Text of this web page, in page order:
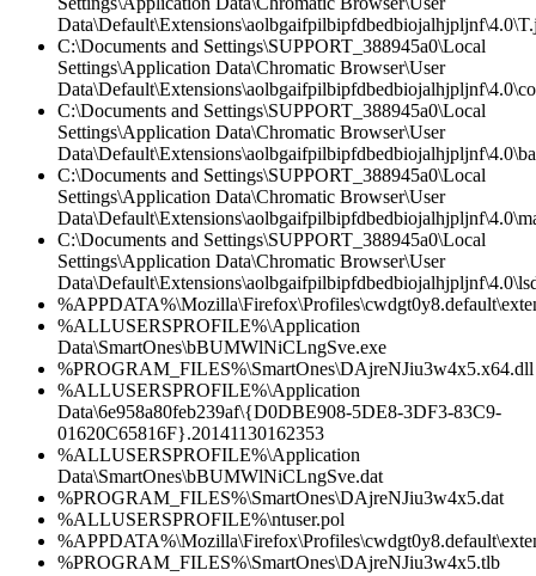
C:\Documents and Settings\SUPPORT_388945a0\Local
Settings\Application Data\Chromatic Browser\User
C:\Documents and Settings\SUPPORT_388945a0\Local
Settings\Application Data\Chromatic Browser\User
C:\Documents and Settings\SUPPORT_388945a0\Local
Settings\Application Data\Chromatic Browser\User
C:\Documents and Settings\SUPPORT_388945a0\Local
Settings\Application Data\Chromatic Browser\User
%ALLUSERSPROFILE%\Application
Data\SmartOnes\bBUMWlNiCLngSve.exe
%PROGRAM_FILES%\SmartOnes\DAjreNJiu3w4x5.x64.dll
%ALLUSERSPROFILE%\Application
Data\6e958a80feb239af\{D0DBE908-5DE8-3DF3-83C9-
01620C65816F}.20141130162353
%ALLUSERSPROFILE%\Application
Data\SmartOnes\bBUMWlNiCLngSve.dat
%PROGRAM_FILES%\SmartOnes\DAjreNJiu3w4x5.dat
%ALLUSERSPROFILE%\ntuser.pol
%PROGRAM_FILES%\SmartOnes\DAjreNJiu3w4x5.tlb